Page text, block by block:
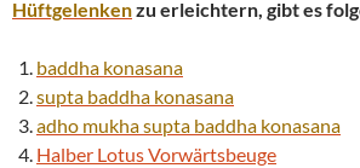
Hüftgelenkenzu erleichtern, gibt es
baddha konasana
supta baddha konasana
adho mukhasupta baddha konasana
Halber Lotus Vorwärtsbeuge